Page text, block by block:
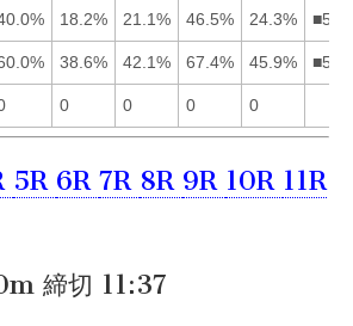
18.2% 21.1% 46.5% 24.3%
38.6% 42.1% 67.4% 45.9%
0 0 0 0
5R 6R 7R 8R 9R 10R 11R
締切 11:37